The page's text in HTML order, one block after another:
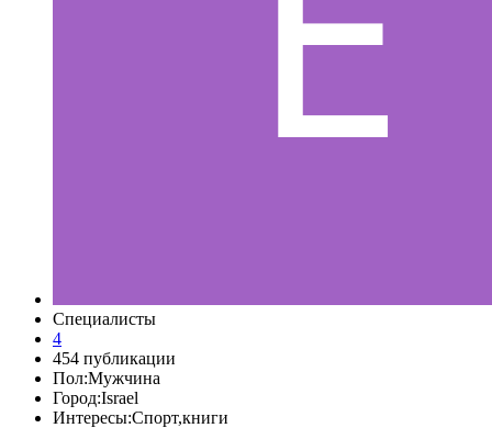
Специалисты
4
454 публикации
Пол:Мужчина
Город:Israel
Интересы:Спорт,книги